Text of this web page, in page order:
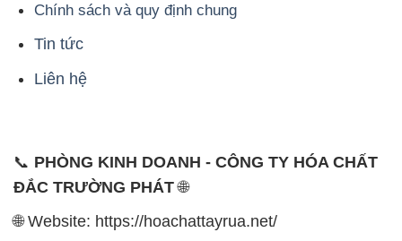
Chính sách và quy định chung
Tin tức
Liên hệ
📞 PHÒNG KINH DOANH - CÔNG TY HÓA CHẤT
ĐẮC TRƯỜNG PHÁT🌐
🌐 Website: https://hoachattayrua.net/